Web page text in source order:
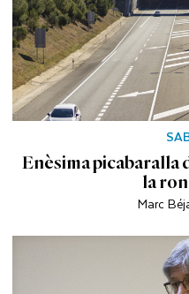
Enèsima picabaralla
la
Marc